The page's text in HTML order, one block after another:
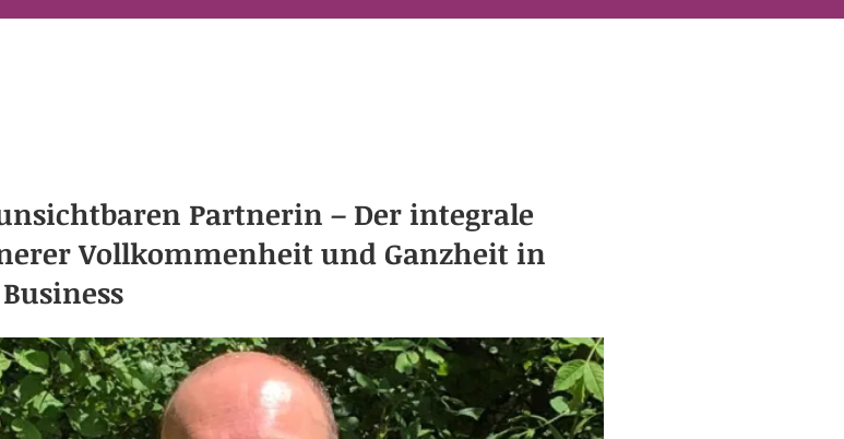
Partnerin – Der integrale
Vollkommenheit und Ganzheit in